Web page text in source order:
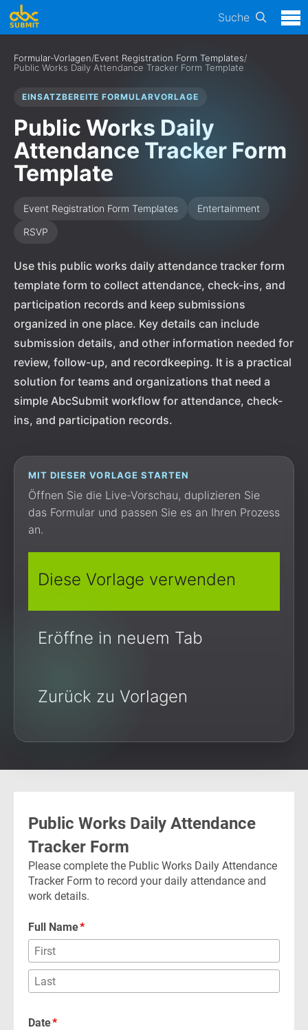
Suche
Formular-Vorlagen/Event Registration Form Templates/
Public Works Daily Attendance Tracker Form Template
EINSATZBEREITE FORMULARVORLAGE
Public Works Daily
Attendance Tracker Form
Template
Event Registration Form Templates
Entertainment
RSVP
Use this public works daily attendance tracker form
template form to collect attendance, check-ins, and
participation records and keep submissions
organized in one place. Key details can include
submission details, and other information needed for
review, follow-up, and recordkeeping. It is a practical
solution for teams and organizations that need a
simple AbcSubmit workflow for attendance, check-
ins, and participation records.
MIT DIESER VORLAGE STARTEN
Öffnen Sie die Live-Vorschau, duplizieren Sie
das Formular und passen Sie es an Ihren Prozess
an.
Diese Vorlage verwenden
Eröffne in neuem Tab
Zurück zu Vorlagen